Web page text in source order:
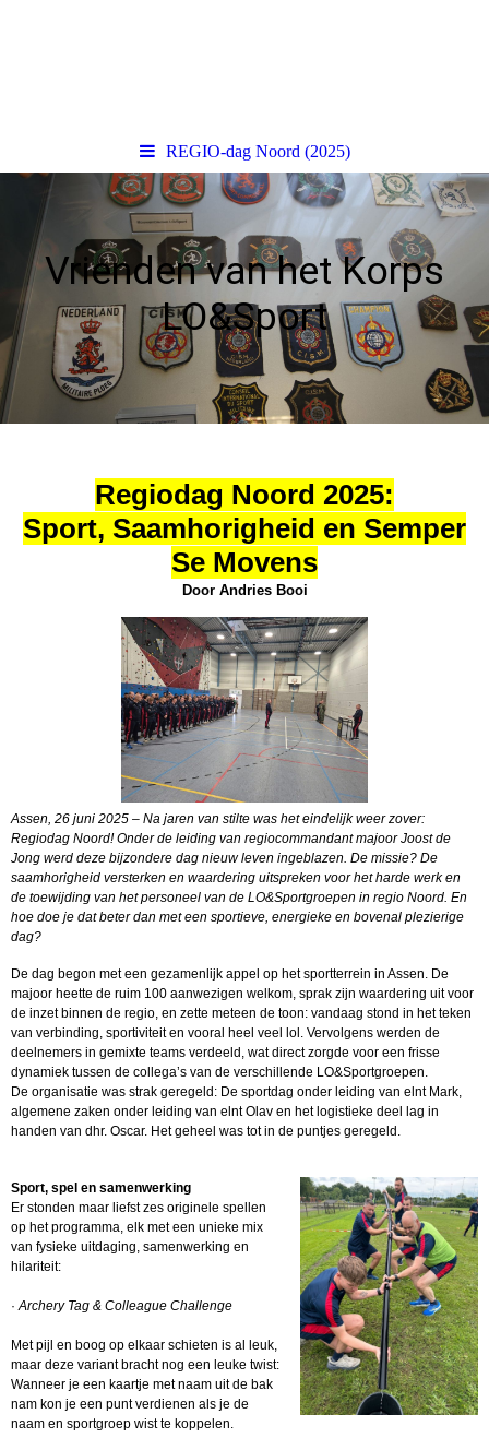
REGIO-dag Noord (2025)
Vrienden van het Korps
LO&Sport
Regiodag Noord 2025:
Sport, Saamhorigheid en Semper
Se Movens
Door Andries Booi
Assen, 26 juni 2025 – Na jaren van stilte was het eindelijk weer zover:
Regiodag Noord! Onder de leiding van regiocommandant majoor Joost de
Jong werd deze bijzondere dag nieuw leven ingeblazen. De missie? De
saamhorigheid versterken en waardering uitspreken voor het harde werk en
de toewijding van het personeel van de LO&Sportgroepen in regio Noord. En
hoe doe je dat beter dan met een sportieve, energieke en bovenal plezierige
dag?
De dag begon met een gezamenlijk appel op het sportterrein in Assen. De
majoor heette de ruim 100 aanwezigen welkom, sprak zijn waardering uit voor
de inzet binnen de regio, en zette meteen de toon: vandaag stond in het teken
van verbinding, sportiviteit en vooral heel veel lol. Vervolgens werden de
deelnemers in gemixte teams verdeeld, wat direct zorgde voor een frisse
dynamiek tussen de collega’s van de verschillende LO&Sportgroepen.
De organisatie was strak geregeld: De sportdag onder leiding van elnt Mark,
algemene zaken onder leiding van elnt Olav en het logistieke deel lag in
handen van dhr. Oscar. Het geheel was tot in de puntjes geregeld.
Sport, spel en samenwerking
Er stonden maar liefst zes originele spellen
op het programma, elk met een unieke mix
van fysieke uitdaging, samenwerking en
hilariteit:
·Archery Tag & Colleague Challenge
Met pijl en boog op elkaar schieten is al leuk,
maar deze variant bracht nog een leuke twist:
Wanneer je een kaartje met naam uit de bak
nam kon je een punt verdienen als je de
naam en sportgroep wist te koppelen.